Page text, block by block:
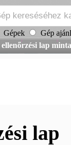
Gépek
Gép
lap minta
lap